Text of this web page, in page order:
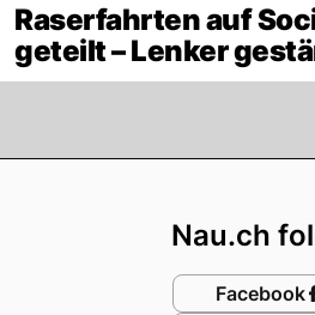
Raserfahrten auf
geteilt – Lenker
Nau.ch
Facebook